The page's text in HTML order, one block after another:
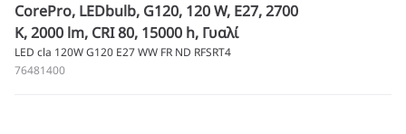
CorePro, LEDbulb, G120, 120 W, E27, 2700
K, 2000 lm, CRI 80, 15000 h, Γυαλί
LED cla 120W G120 E27 WW FR ND RFSRT4
76481400